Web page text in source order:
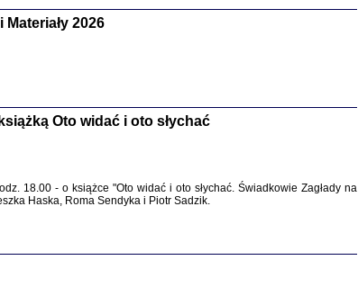
2026
Oto widać i oto słychać
18.00 - o książce "Oto widać i oto słychać. Świadkowie Zagłady na
Haska, Roma Sendyka i Piotr Sadzik.